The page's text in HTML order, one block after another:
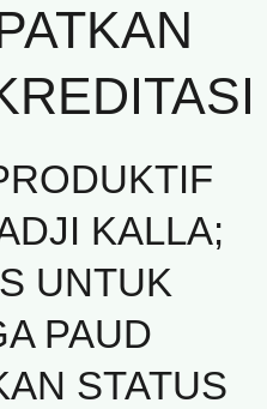
KALLA;
UNTUK
PAUD
STATUS